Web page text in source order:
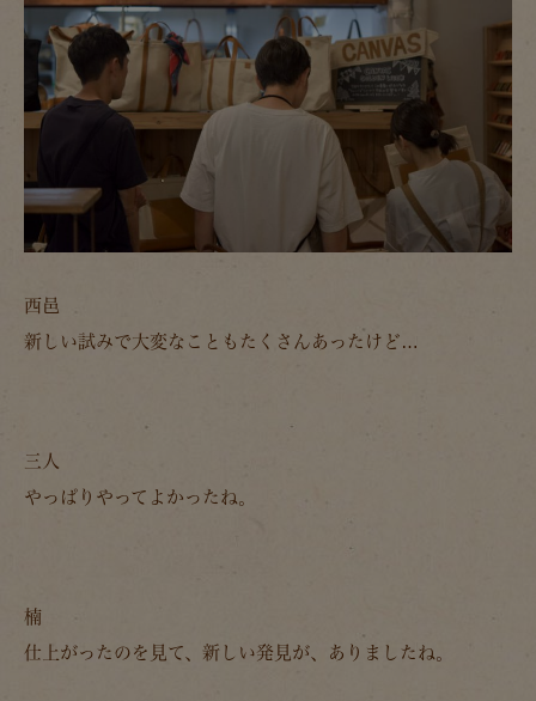
西邑
新しい試みで大変なこともたくさんあったけど…
三人
やっぱりやってよかったね。
楠
仕上がったのを見て、新しい発見が、ありましたね。